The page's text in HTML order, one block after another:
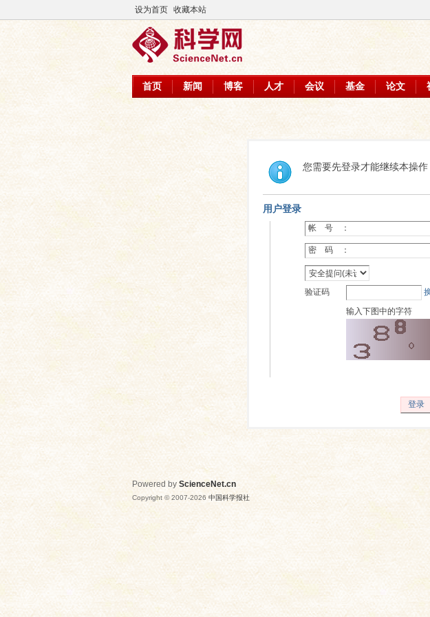
设为首页 收藏本站
首页 新闻 博客 人才 会议 基金 论文
您需要先登录才能继续本操作
用户登录
帐 号 ：
密 码 ：
验证码
输入下图中的字符
登录
Powered by ScienceNet.cn
Copyright © 2007-2026 中国科学报社